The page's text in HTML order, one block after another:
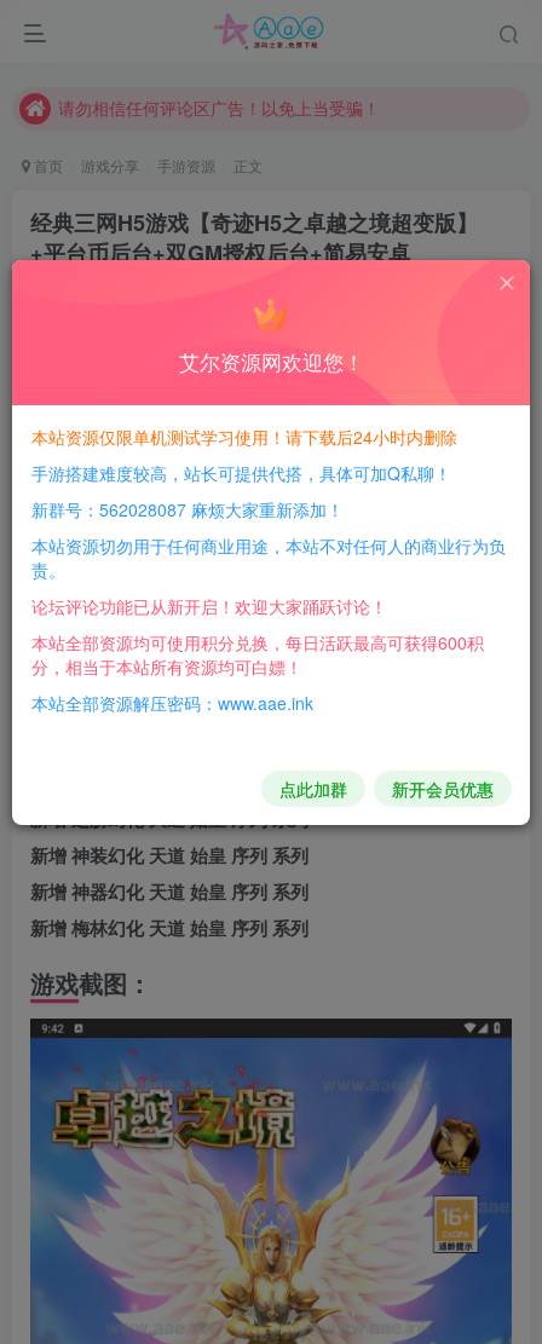
现在赞助会员享受专属折扣，详情点击此条公告。
首页 游戏分享 手游资源 正文
经典三网H5游戏【奇迹H5之卓越之境超变版】
+平台币后台+双GM授权后台+简易安卓
每日活跃最高可获得600积分！所有资源可以使用
积分免费兑换！
游戏介绍：
战力无限，单位京、垓、秭、穰、载…..
内购系统，内置清包，50多种一键功能！！ 毕业只需分分钟
新增10个装备部位，全套999阶装备 40阶宝石
新增 神魔幻化 天道 始皇 序列 系列
新增 佣兵幻化 天道 始皇 序列 系列
新增 翅膀幻化 天道 始皇 序列 系列
新增 神装幻化 天道 始皇 序列 系列
新增 神器幻化 天道 始皇 序列 系列
新增 梅林幻化 天道 始皇 序列 系列
游戏截图：
艾尔资源网欢迎您！
本站资源仅限单机测试学习使用！请下载后24小时内删除
手游搭建难度较高，站长可提供代搭，具体可加Q私聊！
新群号：562028087 麻烦大家重新添加！
本站资源切勿用于任何商业用途，本站不对任何人的商业行为负
责。
论坛评论功能已从新开启！欢迎大家踊跃讨论！
本站全部资源均可使用积分兑换，每日活跃最高可获得600积
分，相当于本站所有资源均可白嫖！
本站全部资源解压密码：www.aae.ink
点此加群 新开会员优惠